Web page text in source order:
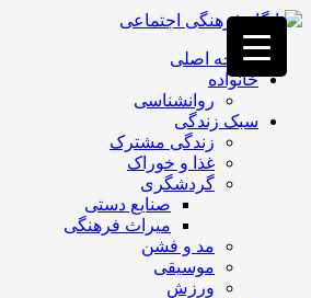
فصد
خون
غرب
تهران
خشکشویی
تصفیه
صفحه اصلی
خانواده
روانشناسی
سبک زندگی
زندگی مشترک
غذا و خوراک
گردشگری
صنایع دستی
میراث فرهنگی
مد و فشن
موسیقی
ورزش